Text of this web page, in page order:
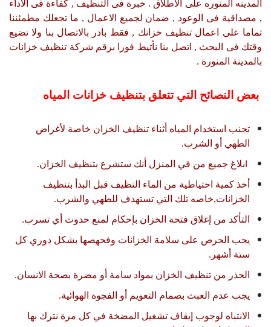
المدينه المنوره على الاطلاق . خبرة فى التنظيف , كفاءة فى الاداء
, مصداقية فى الوعود , ضمان لجميع الاعمال , ما تجعلك مطمئننا
تماما على اعمال تنظيف خزانك , فقط بادر بالاتصال بنا ولا تضيع
وقتك فى البحث , اتصل بنا نأتيط فورا برقم شركة تنظيف خزانات
بالمدينة المنورة .
بعض النصائح التي تتعلق بتنظيف خزانات المياه
تجنب استخدام المياه أثناء تنظيف الخزان خاصة لأغراض
الطهي أو الشرب.
بلاغ جميع من في المنزل أنك ستشرع بتنظيف الخزان.
أخذ كمية احتياطية من الماء النظيف قبل البدأ بتنظيف
الخزانات,خاصه تلك التي تستهدف للطهي والشرب.
التأكد من إغلاق فتحة الخزان بإحكام لمنع حدوث أي تسرب.
يجب الحرص على سلامة الخزانات وفحهصها بشكل دوري كل
ستة أشهر.
الحذر من تنظيف الخزان بمواد سامة أو مضرة بصحة الانسان.
يجب عدم العبث بصمام التعويم أو الفجوة الهوائية.
الانتباه لوجوب إيقاف تشغيل المضخة في كل مرة نترك بها